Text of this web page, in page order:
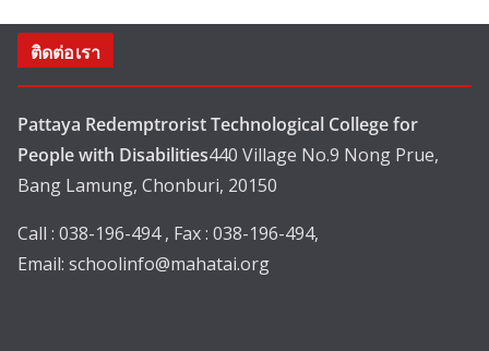
ติดต่อเรา
Pattaya Redemptrorist Technological College for
People with Disabilities440 Village No.9 Nong Prue,
Bang Lamung, Chonburi, 20150
Call : 038-196-494 , Fax : 038-196-494,
Email: schoolinfo@mahatai.org